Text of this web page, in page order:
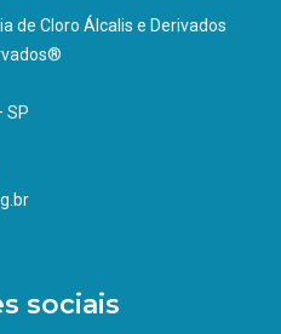
de Cloro Álcalis e Derivados
SP
sociais